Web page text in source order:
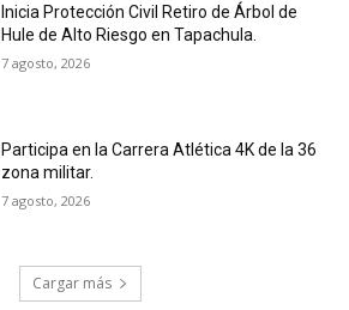
Inicia Protección Civil Retiro de Árbol de
Hule de Alto Riesgo en Tapachula.
7 agosto, 2026
Participa en la Carrera Atlética 4K de la 36
zona militar.
7 agosto, 2026
Cargar más